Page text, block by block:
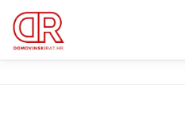
sadržaj